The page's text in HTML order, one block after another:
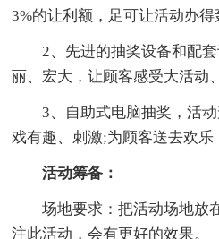
3%的让利额，足可让活动办得
2、先进的抽奖设备和配
丽、宏大，让顾客感受大活动
3、自助式电脑抽奖，活
戏有趣、刺激;为顾客送去欢乐
活动筹备：
场地要求：把活动场地放
注此活动，会有更好的效果。